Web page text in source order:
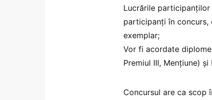
Lucrările
participanți în
exemplar;
Vor fi acordate
Premiul III, Mențiune) și
Concursul are ca scop